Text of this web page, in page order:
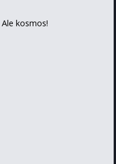
kosmos!